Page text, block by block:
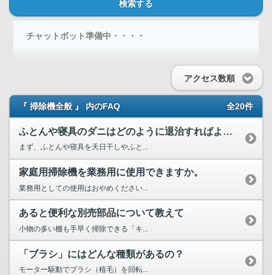
検索する
チャットボット準備中・・・・
アクセス数順
『 掃除機全般 』 内のFAQ 全20件
ふとんや寝具のダニはどのように退治すればよいのでしょう？
まず、ふとんや寝具を天日干しやふと...
家庭用掃除機を業務用に使用できますか。
業務用としての使用はおやめください...
あると便利な別売部品について教えて
小物の多い棚も手早く掃除できる「キ...
「ブラシ」にはどんな種類があるの？
モーター駆動でブラシ（植毛）を回転...